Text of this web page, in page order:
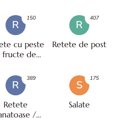
R
cu peste
fructe de
150
R
Retete de post
407
R
Retete
/
389
S
Salate
175